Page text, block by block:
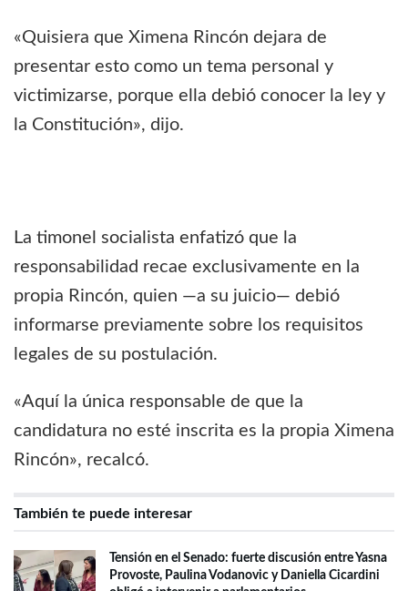
«Quisiera que Ximena Rincón dejara de
presentar esto como un tema personal y
victimizarse, porque ella debió conocer la ley y
la Constitución», dijo.
La timonel socialista enfatizó que la
responsabilidad recae exclusivamente en la
propia Rincón, quien —a su juicio— debió
informarse previamente sobre los requisitos
legales de su postulación.
«Aquí la única responsable de que la
candidatura no esté inscrita es la propia Ximena
Rincón», recalcó.
También te puede interesar
Tensión en el Senado: fuerte discusión entre Yasna
Provoste, Paulina Vodanovic y Daniella Cicardini